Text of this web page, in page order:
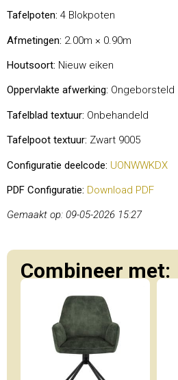
Tafelpoten: 4 Blokpoten
Afmetingen: 2.00m × 0.90m
Houtsoort: Nieuw eiken
Oppervlakte afwerking: Ongeborsteld
Tafelblad textuur: Onbehandeld
Tafelpoot textuur: Zwart 9005
Configuratie deelcode: UONWWKDX
PDF Configuratie: Download PDF
Gemaakt op: 09-05-2026 15:27
Combineer met: